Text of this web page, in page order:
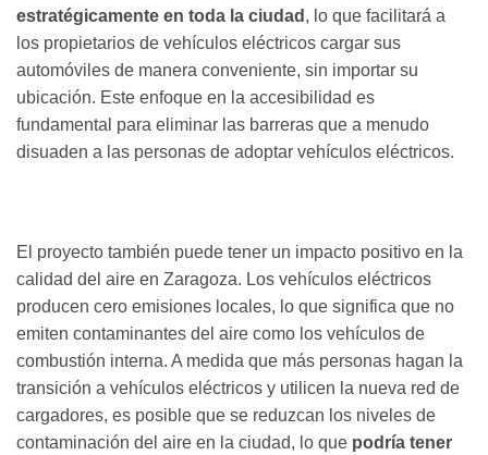
estratégicamente en toda la ciudad , lo que facilitará a
los propietarios de vehículos eléctricos cargar sus
automóviles de manera conveniente, sin importar su
ubicación. Este enfoque en la accesibilidad es
fundamental para eliminar las barreras que a menudo
disuaden a las personas de adoptar vehículos eléctricos.
El proyecto también puede tener un impacto positivo en la
calidad del aire en Zaragoza. Los vehículos eléctricos
producen cero emisiones locales, lo que significa que no
emiten contaminantes del aire como los vehículos de
combustión interna. A medida que más personas hagan la
transición a vehículos eléctricos y utilicen la nueva red de
cargadores, es posible que se reduzcan los niveles de
contaminación del aire en la ciudad, lo que podría tener